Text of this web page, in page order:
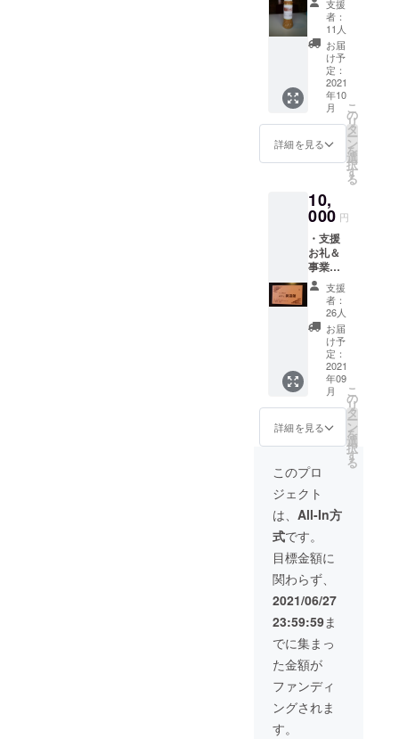
www.ha
nmoto.
com/bd/
isbn/97
848911
53908 ※
支援を
増額さ
れたい
場合は
択」の
画面の
「上乗
せ支援
で応援
しよ
う」で
増額が
できま
す。
す！ ・
英国館
ポスト
カード
味わい
深い建
築や街
並みを
描いて
きた室
本浦氏
の「英
国館」
スケッ
チをポ
スト
カード
に。 ※
支援を
増額さ
れたい
場合は
「リ
ターン
を選
択」の
画面の
で応援
う」で
増額が
できま
す。
セージ
・英国
館オリ
ジナル
ドレッ
シング
濃厚
でク
リー
ミーな
ゴマド
レッシ
茹で野
菜など
にかけ
るだけ
で立派
なおか
ずにな
りま
す。 ・
英国館
オリジ
ナルブ
レンド
コー
ヒー豆
（粉）
２００
とママ
が２人
で決め
たこだ
わりブ
レンド
をご自
宅でも
楽しめ
ます！
・英国
館ポス
トカー
ド 味
わい深
い建築
や街並
みを描
支援
者：
11人
お届
け予
定：
2021
年10
月
詳細を見る
こ
の
リ
タ
ー
ン
を
選
択
す
る
10,
000 円
・支援
お礼＆
事業報
告メッ
セージ
・英国
館コー
ヒーチ
ケット
（11枚
つづ
り）引
換券 ※
ご来店
時に
コー
ヒーチ
ケット
と引き
換えで
きる券
を送付
します
ので、
ご利用
時には
ママさ
んにお
声がけ
くださ
い。
（コー
ヒーチ
ケット
支援
者：
26人
お届
け予
定：
2021
年09
月
詳細を見る
こ
の
リ
タ
ー
ン
を
選
択
す
る
このプロ
ジェクト
は、 All-In方
式です。
目標金額に
関わらず、
2021/06/27
23:59:59ま
でに集まっ
た金額が
ファンディ
ングされま
す。